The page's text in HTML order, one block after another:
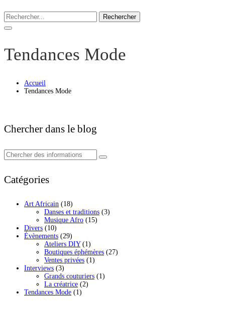
Rechercher
Tendances Mode
Accueil
Tendances Mode
Chercher dans le blog
Catégories
Art Africain (18)
Danses et traditions (3)
Musique Afro (15)
Divers (10)
Évènements (29)
Ateliers DIY (1)
Boutiques éphémères (27)
Ventes privées (1)
Interviews (3)
Grands couturiers (1)
La créatrice (2)
Tendances Mode (1)